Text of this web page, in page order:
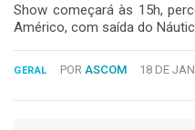
COLUNAS
FALE
CONOSCO
Copyright
Show começará às 15h,
Américo, com saída do
GERAL POR ASCOM 18 DE